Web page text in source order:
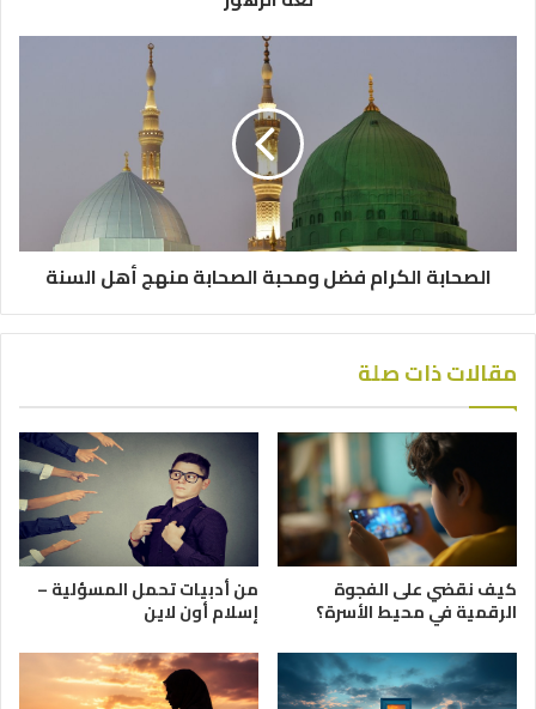
الصحابة الكرام فضل ومحبة الصحابة منهج أهل السنة
مقالات ذات صلة
كيف نقضي على الفجوة
الرقمية في محيط الأسرة؟
من أدبيات تحمل المسؤلية –
إسلام أون لاين